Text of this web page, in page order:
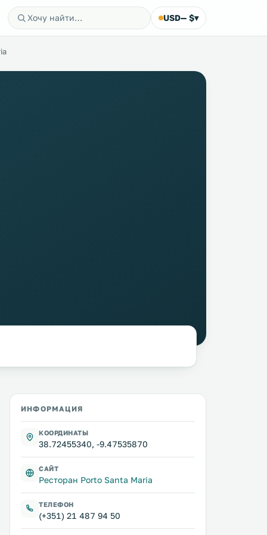
USD— $▾
ИНФОРМАЦИЯ
КООРДИНАТЫ
38.72455340, -9.47535870
САЙТ
Ресторан Porto Santa Maria
ТЕЛЕФОН
(+351) 21 487 94 50